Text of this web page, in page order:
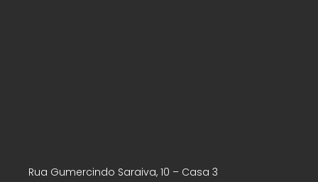
Rua Gumercindo Saraiva, 10 – Casa 3